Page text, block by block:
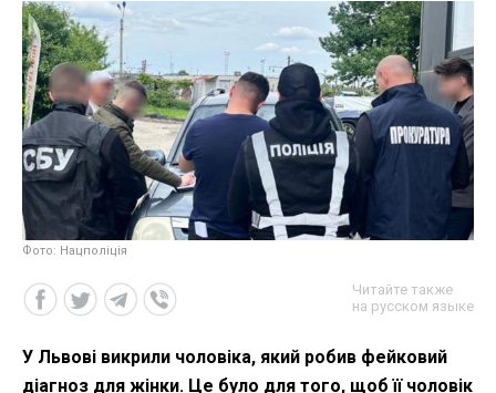
Фото: Нацполіція
Читайте также
на русском языке
У Львові викрили чоловіка, який робив фейковий
діагноз для жінки. Це було для того, щоб її чоловік